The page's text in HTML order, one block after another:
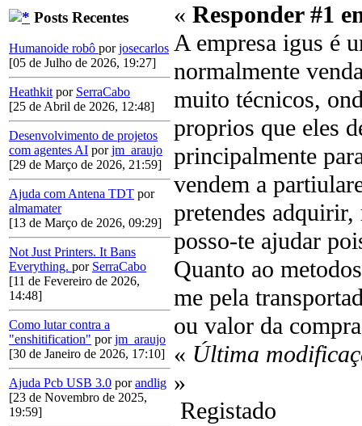
Posts Recentes
Humanoide robô porjosecarlos
[05 de Julho de 2026, 19:27]
Heathkit por SerraCabo
[25 de Abril de 2026, 12:48]
Desenvolvimento de projetos
com agentes AI porjm_araujo
[29 de Março de 2026, 21:59]
Ajuda com Antena TDT por
almamater
[13 de Março de 2026, 09:29]
Not Just Printers. It Bans
Everything. por SerraCabo
[11 de Fevereiro de 2026,
14:48]
Como lutar contra a
"enshitification" porjm_araujo
[30 de Janeiro de 2026, 17:10]
Ajuda Pcb USB 3.0 porandlig
[23 de Novembro de 2025,
19:59]
« Responder #1
A empresa igus é
normalmente
muito técnicos,
proprios que eles
principalmente
vendem a
pretendes adquirir,
posso-te ajudar
Quanto ao
me pela
ou valor da
« Última
»
Registado